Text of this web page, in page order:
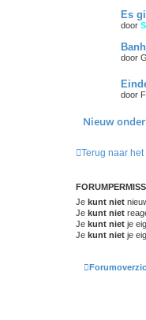
Es
door
door
door
Nieuw
Terug naar
Je kunt niet
Je kunt niet
Je kunt niet je
Je kunt niet je